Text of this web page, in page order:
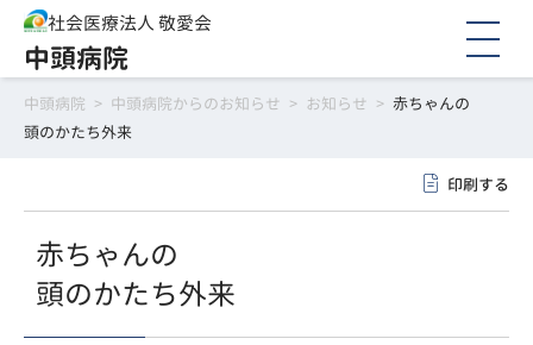
社会医療法人 敬愛会
中頭病院
中頭病院 > 中頭病院からのお知らせ > お知らせ > 赤ちゃんの
頭のかたち外来
印刷する
赤ちゃんの
頭のかたち外来